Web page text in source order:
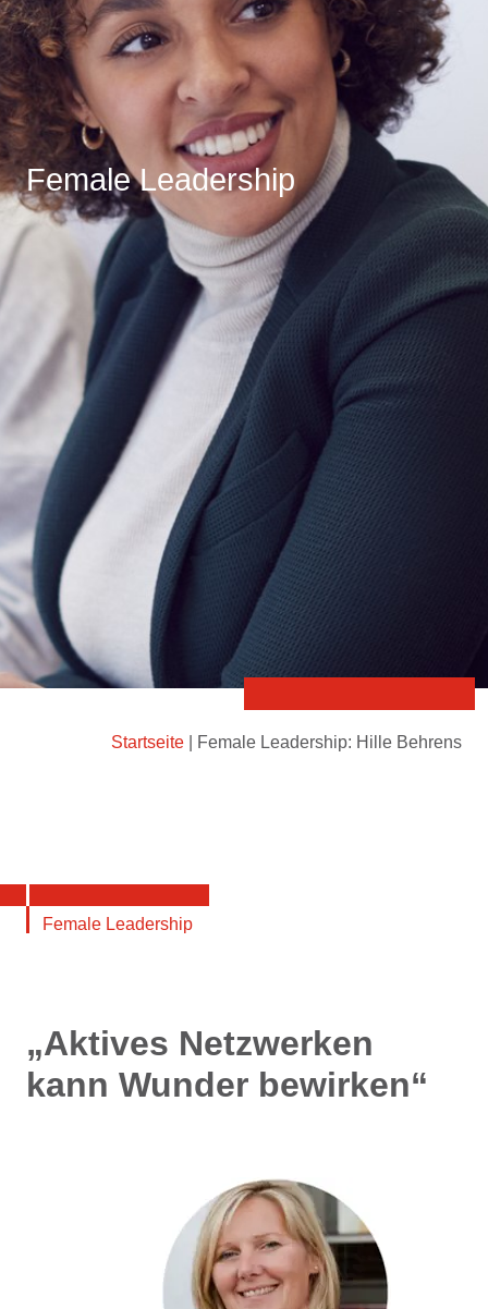
Female Leadership
Startseite Female Leadership: Hille Behrens
Female Leadership
„Aktives Netzwerken
kann Wunder bewirken“